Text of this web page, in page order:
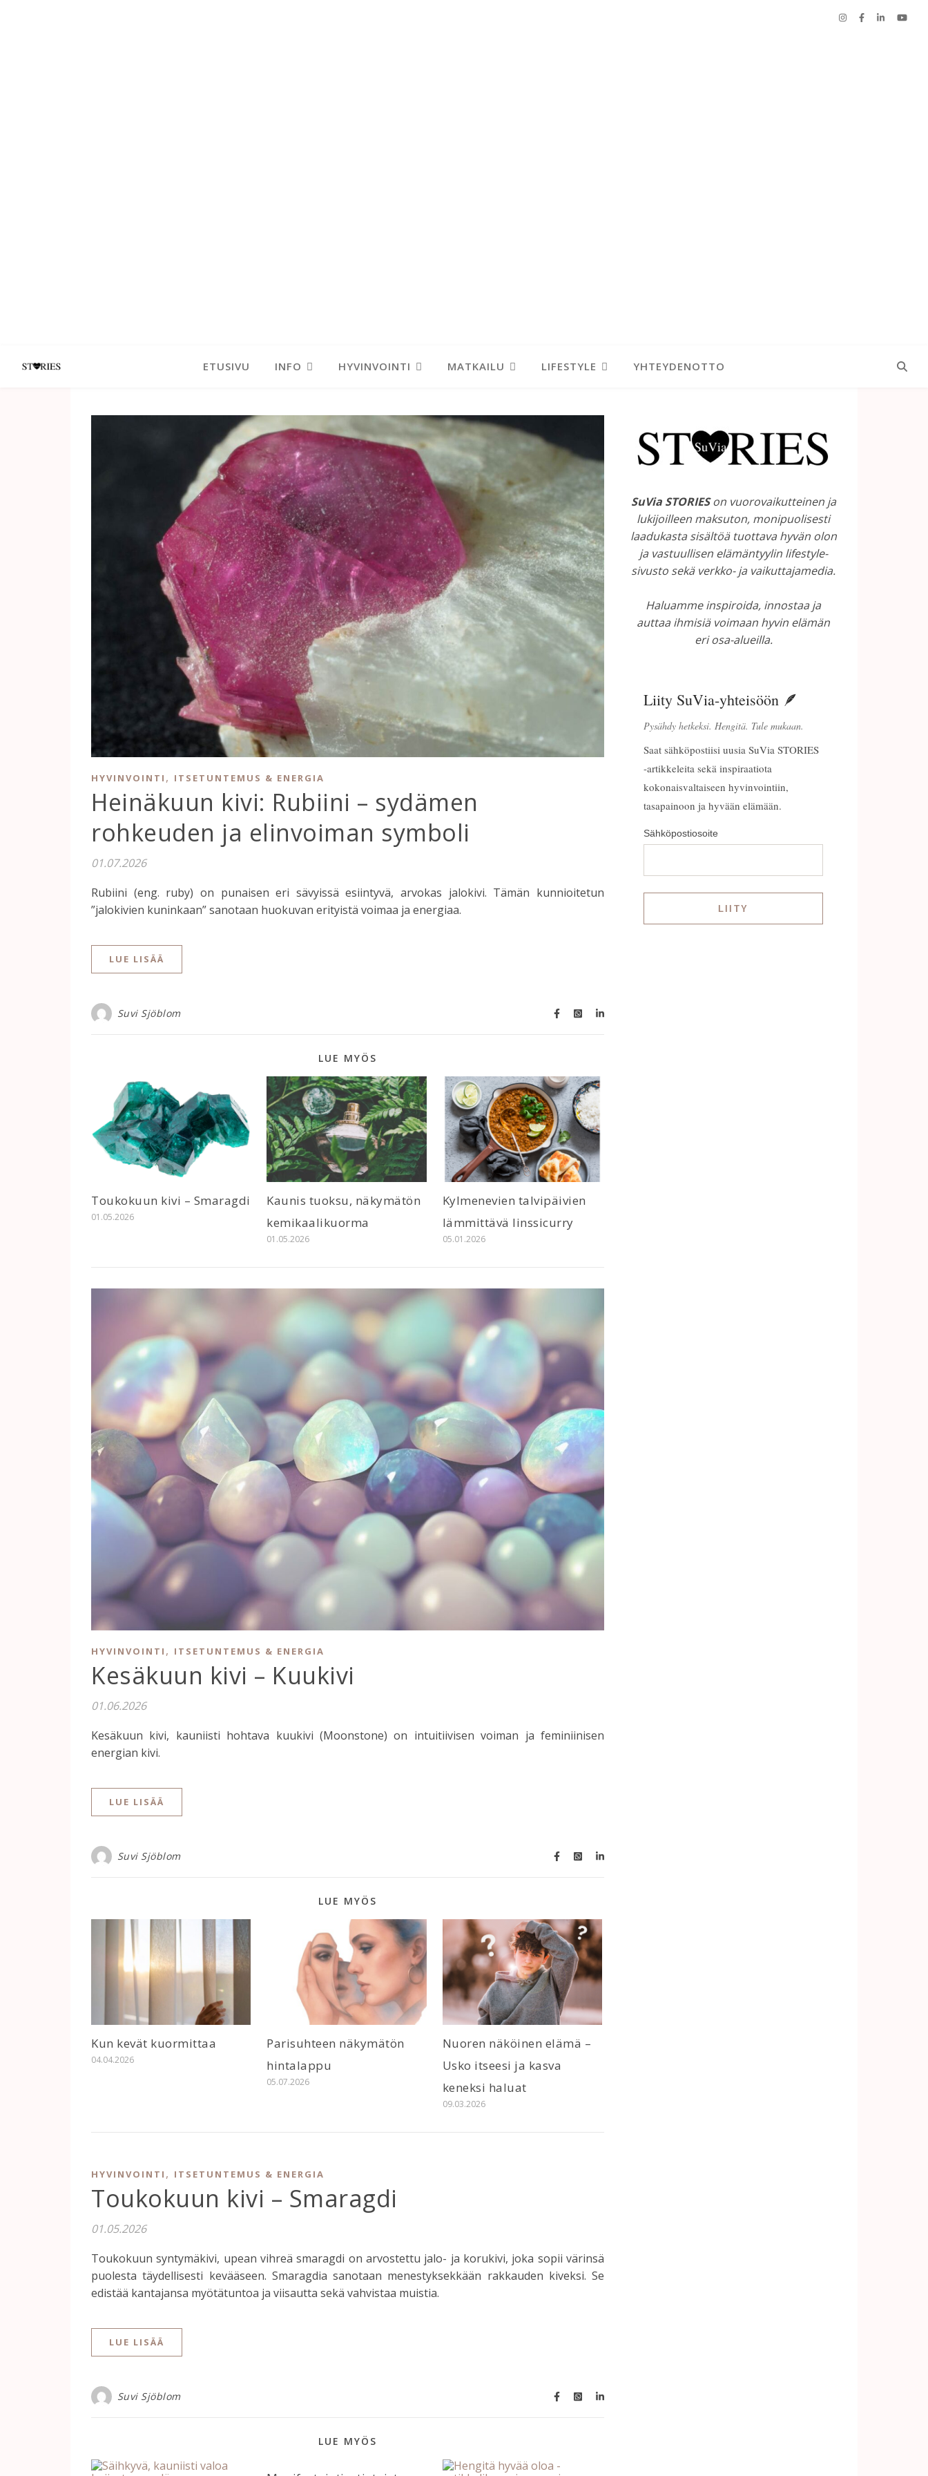
ETUSIVU INFO HYVINVOINTI MATKAILU LIFESTYLE YHTEYDENOTTO
HYVINVOINTI , ITSETUNTEMUS & ENERGIA
Heinäkuun kivi: Rubiini – sydämen
rohkeuden ja elinvoiman symboli
01.07.2026
Rubiini (eng. ruby) on punaisen eri sävyissä esiintyvä, arvokas jalokivi. Tämän kunnioitetun
”jalokivien kuninkaan” sanotaan huokuvan erityistä voimaa ja energiaa.
LUE LISÄÄ
Suvi Sjöblom
LUE MYÖS
Toukokuun kivi – Smaragdi
01.05.2026
Kaunis tuoksu, näkymätön
kemikaalikuorma
01.05.2026
Kylmenevien talvipäivien
lämmittävä linssicurry
05.01.2026
HYVINVOINTI , ITSETUNTEMUS & ENERGIA
Kesäkuun kivi – Kuukivi
01.06.2026
Kesäkuun kivi, kauniisti hohtava kuukivi (Moonstone) on intuitiivisen voiman ja feminiinisen
energian kivi.
LUE LISÄÄ
Suvi Sjöblom
LUE MYÖS
Kun kevät kuormittaa
04.04.2026
Parisuhteen näkymätön
hintalappu
05.07.2026
Nuoren näköinen elämä –
Usko itseesi ja kasva
keneksi haluat
09.03.2026
HYVINVOINTI , ITSETUNTEMUS & ENERGIA
Toukokuun kivi – Smaragdi
01.05.2026
Toukokuun syntymäkivi, upean vihreä smaragdi on arvostettu jalo- ja korukivi, joka sopii värinsä
puolesta täydellisesti kevääseen. Smaragdia sanotaan menestyksekkään rakkauden kiveksi. Se
edistää kantajansa myötätuntoa ja viisautta sekä vahvistaa muistia.
LUE LISÄÄ
Suvi Sjöblom
LUE MYÖS
SuVia STORIESon vuorovaikutteinen ja
lukijoilleen maksuton, monipuolisesti
laadukasta sisältöä tuottava hyvän olon
ja vastuullisen elämäntyylin lifestyle-
sivusto sekä verkko- ja vaikuttajamedia.
Haluamme inspiroida, innostaa ja
auttaa ihmisiä voimaan hyvin elämän
eri osa-alueilla.
Liity SuVia-yhteisöön 🪶
Pysähdy hetkeksi. Hengitä. Tule mukaan.
Saat sähköpostiisi uusia SuVia STORIES
-artikkeleita sekä inspiraatiota
kokonaisvaltaiseen hyvinvointiin,
tasapainoon ja hyvään elämään.
Sähköpostiosoite